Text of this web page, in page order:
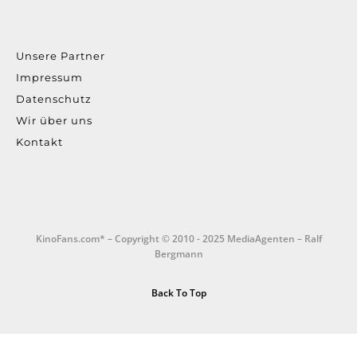
Unsere Partner
Impressum
Datenschutz
Wir über uns
Kontakt
KinoFans.com* – Copyright © 2010 - 2025 MediaAgenten – Ralf
Bergmann
Back To Top